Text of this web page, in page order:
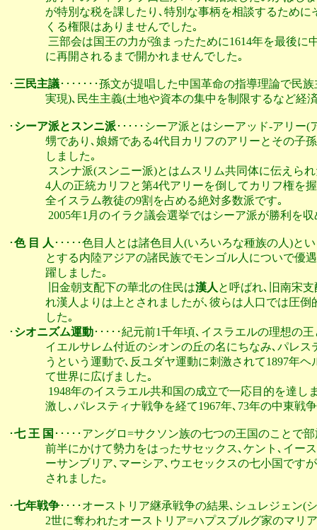
が特別な税を課したり､特別な事柄を相談するた
              くる権限はありませんでした｡
三部会は国王の力が強まったために1614年を最
              に再開されるまで開かれませんでした｡
･ 三民主議･･･････孫文が提唱した中国革命の指導理論で民
実現)､民生主義(土地や資本の集中を制限するなど
･ シーア派とスンニ派･････シーア派とはシーアッド‐アリー
甥であり､娘婿である4代目カリフのアリーとその
              しました｡
スンナ派(スンニー派)とはムスリム共同体に伝え
4人の正統カリフと第4代アリーを倒してカリフ権
              全イスラム教徒の9割を占める絶対多数派です｡
2005年1月のイラク議会選挙ではシーア派が勝利
･色 目 人 ･････色目人とは諸色目人(いろいろな種族の人)と
とする内陸アジアの諸民族でモンゴル人についで
              躍しました｡
               旧金朝支配下の華北の住民は
漢人 と呼ばれ､旧南宋
れ漢人よりは上とされましたが､彼らは人口では
              した｡
･ シオニズム運動･････紀元前1千年頃､イスラエルの理想の
イエルサレム付近のシオンの丘の名にちなみ､パ
うという運動で､反ユダヤ運動に刺激されて1897
              て世界に広げました｡
1948年のイスラエル共和国の成立で一応目的を
激し､パレスティナ戦争を経て1967年､73年の中東
･七 王 国 ･････アングロ=サクソン族の七つの王国のことで
前半にかけて勢力をはったサセックス､ケント､イ
ーサンブリア､マーシア､ウエセックスの七小国で
              されました｡
･七年戦争････オーストリア継承戦争の結果､シュレジェン(
2世に奪われたオーストリア=ハプスブルグ家のマ